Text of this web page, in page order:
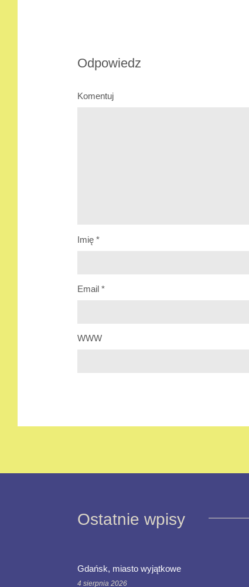
Odpowiedz
Komentuj
Imię *
Email *
WWW
Ostatnie wpisy
Gdańsk, miasto wyjątkowe
4 sierpnia 2026